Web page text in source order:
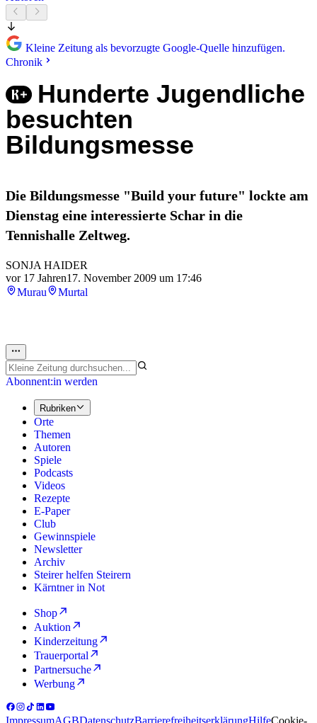
Kleine Zeitung als bevorzugte Google-Quelle hinzufügen.
Chronik
Hunderte Jugendliche
besuchten
Bildungsmesse
Die Bildungsmesse "Build your future" lockte am
Dienstag eine interessierte Schar in die
Tennishalle Zeltweg.
SONJA HAIDER
vor 17 Jahren17. November 2009 um 17:46
Murau
Murtal
Abonnent:in werden
Rubriken
Orte
Themen
Autoren
Spiele
Podcasts
Videos
Rezepte
E-Paper
Club
Gewinnspiele
Newsletter
Archiv
Steirer helfen Steirern
Kärntner in Not
Shop
Auktion
Kinderzeitung
Trauerportal
Partnersuche
Werbung
ImpressumAGBDatenschutzBarrierefreiheitserklärungHilfeCookie-